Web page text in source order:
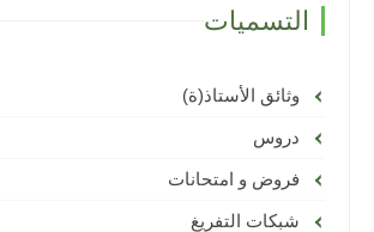
التسميات
وثائق الأستاذ(ة)
دروس
فروض و امتحانات
شبكات التفريغ